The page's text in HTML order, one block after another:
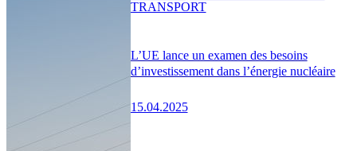
L’UE lance un examen des besoins
d’investissement dans l’énergie nucléaire
15.04.2025
TRANSPORT